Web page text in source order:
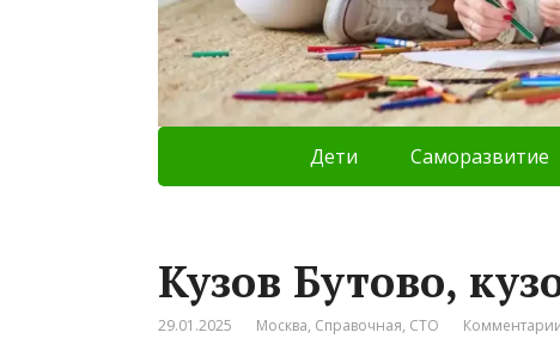
Дети Саморазвитие
Кузов Бутово,
29.01.2025 Москва, Справочная, СТО